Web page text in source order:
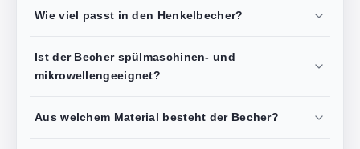
Wie viel passt in den Henkelbecher?
Ist der Becher spülmaschinen- und
mikrowellengeeignet?
Aus welchem Material besteht der Becher?